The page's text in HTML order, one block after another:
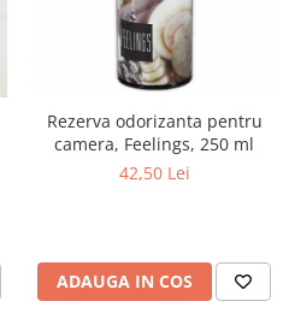
Rezerva odorizanta pentru
camera, Feelings, 250 ml
42,50 Lei
ADAUGA IN COS